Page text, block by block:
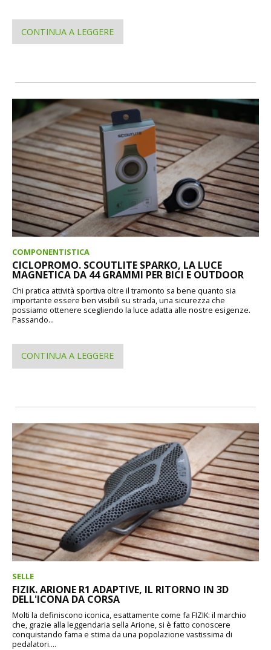
CONTINUA A LEGGERE
COMPONENTISTICA
CICLOPROMO. SCOUTLITE SPARKO, LA LUCE
MAGNETICA DA 44 GRAMMI PER BICI E OUTDOOR
Chi pratica attività sportiva oltre il tramonto sa bene quanto sia
importante essere ben visibili su strada, una sicurezza che
possiamo ottenere scegliendo la luce adatta alle nostre esigenze.
Passando...
CONTINUA A LEGGERE
SELLE
FIZIK. ARIONE R1 ADAPTIVE, IL RITORNO IN 3D
DELL'ICONA DA CORSA
Molti la definiscono iconica, esattamente come fa FIZIK: il marchio
che, grazie alla leggendaria sella Arione, si è fatto conoscere
conquistando fama e stima da una popolazione vastissima di
pedalatori....